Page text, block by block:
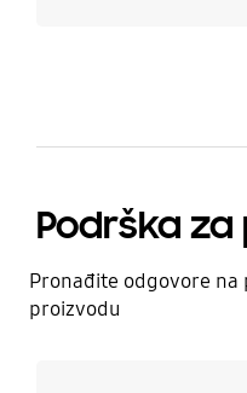
Podrška
Pronađite odgovore na
proizvodu